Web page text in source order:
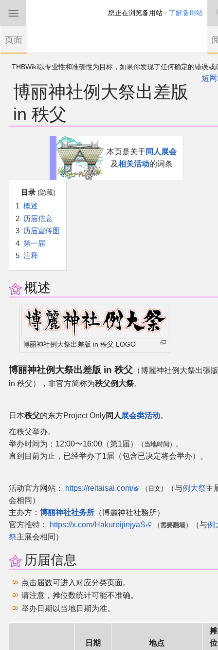
THBWiki以专业性和准确性为目标，如果你发现了任何确定的错误或
如果您是第一次来到这里，请点击右上角注册一
帐户
有任何意见、建议、求助、反馈都可以在讨论板提出
短
博丽神社例大祭出差版
in 秩父
航
索
本页是关于同人展会
及相关活动的词条
目录
1 概述
2 历届信息
3 历届宣传图
4 第一届
5 注释
概述
博丽神社例大祭出差版 in 秩父 LOGO
博丽神社例大祭出差版 in 秩父 （博麗神社例大祭出張版
in 秩父），非官方简称为秩父例大祭。
日本秩父的东方Project Only同人 展会类活动。
在秩父举办。
举办时间为：12:00〜16:00（第1届）
（当地时间）
。
直到目前为止，已经举办了1届（包含已决定将会举办）。
活动官方网站： https://reitaisai.com/ （日文） （与例大祭主
会相同）
主办方： 博丽神社社务所 （博麗神社社務所）
官方推特：
https://x.com/HakureijinjyaS （需要翻墙） （与例
祭主展会相同）
历届信息
点击届数可进入对应分类页面。
请注意，摊位数统计可能不准确。
举办日期以当地日期为准。
日期 地点
摊
位
您正在浏览备用站 · 了解备用站
页面
首页
东方Project
东方同人规约
近期新闻
沙盒（建议使用）
加入我们
官方作品
官方游戏
官方音乐
官方书籍
官方角色
公式资料
游戏攻略
其他相关项目
二次创作与活动
展会作品列表
商业二次创作
同人二次创作
同人社团列表
同人志分类